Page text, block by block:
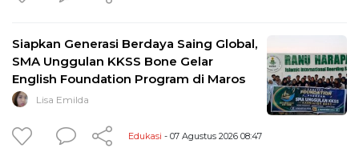
Siapkan Generasi Berdaya Saing Global,
SMA Unggulan KKSS Bone Gelar
English Foundation Program di Maros
Lisa Emilda
Edukasi - 07 Agustus 2026 08:47